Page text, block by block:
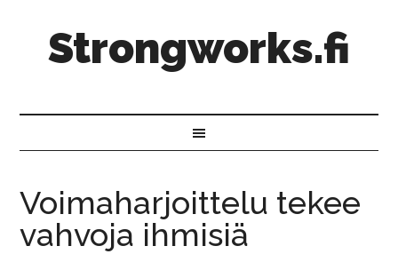
Strongworks.fi
Voimaharjoittelu tekee
vahvoja ihmisiä